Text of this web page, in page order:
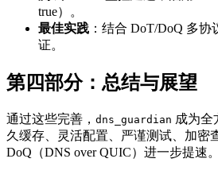
true）。
最佳实践 ：结合 DoT/DoQ 多
证。
第四部分：总结与展望
通过这些完善， dns_guardian 成为全
久缓存、灵活配置、严谨测试、加密
DoQ（DNS over QUIC）进一步提速。